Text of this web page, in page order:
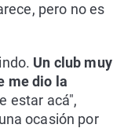
pero no es
Un club muy
me dio la
estar acá",
ocasión por